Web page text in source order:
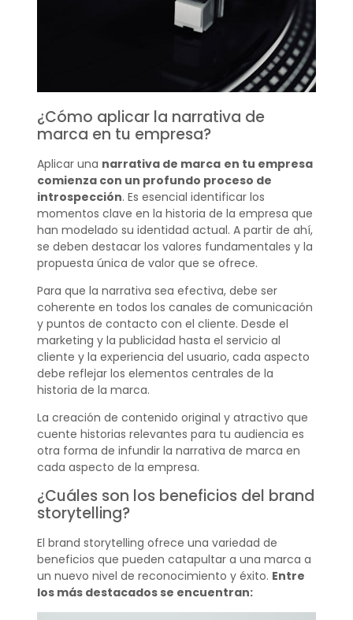
¿Cómo aplicar la narrativa de
marca en tu empresa?
Aplicar una narrativa de marca en tu empresa
comienza con un profundo proceso de
introspección. Es esencial identificar los
momentos clave en la historia de la empresa que
han modelado su identidad actual. A partir de ahí,
se deben destacar los valores fundamentales y la
propuesta única de valor que se ofrece.
Para que la narrativa sea efectiva, debe ser
coherente en todos los canales de comunicación
y puntos de contacto con el cliente. Desde el
marketing y la publicidad hasta el servicio al
cliente y la experiencia del usuario, cada aspecto
debe reflejar los elementos centrales de la
historia de la marca.
La creación de contenido original y atractivo que
cuente historias relevantes para tu audiencia es
otra forma de infundir la narrativa de marca en
cada aspecto de la empresa.
¿Cuáles son los beneficios del brand
storytelling?
El brand storytelling ofrece una variedad de
beneficios que pueden catapultar a una marca a
un nuevo nivel de reconocimiento y éxito. Entre
los más destacados se encuentran: